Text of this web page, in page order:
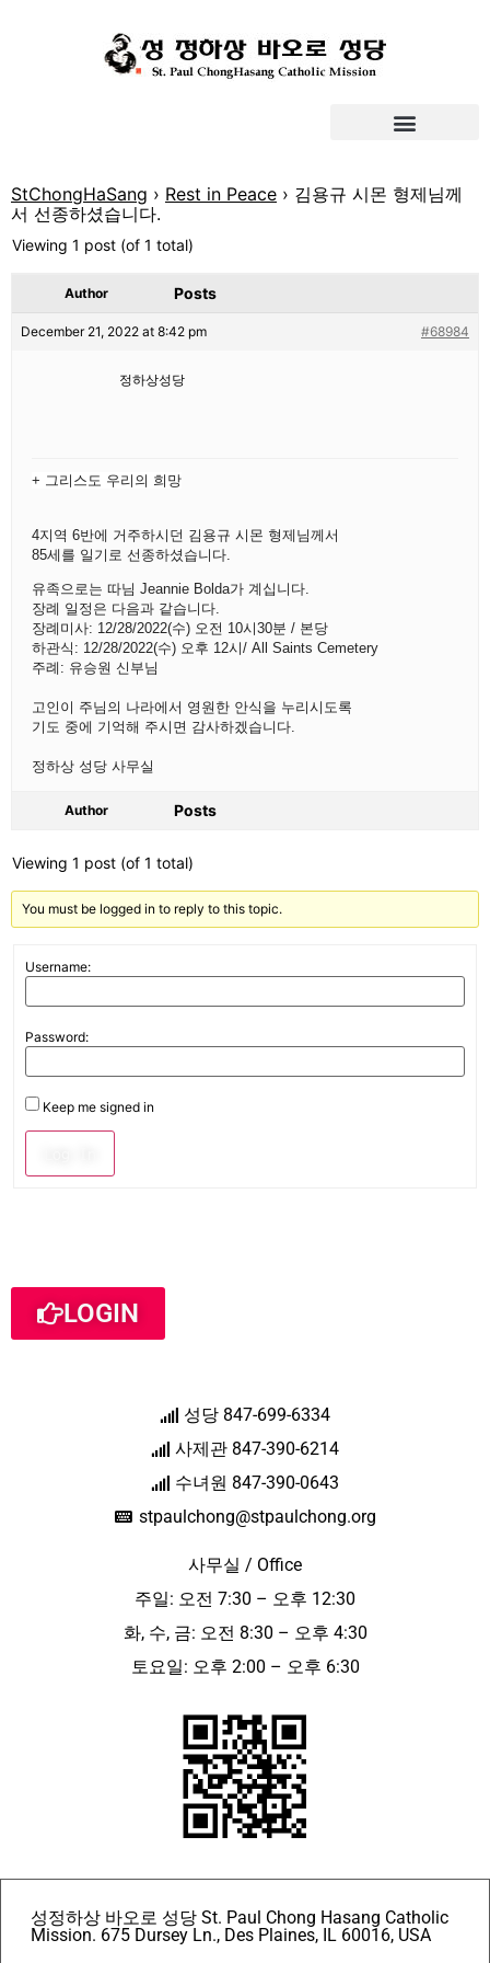
StChongHaSang › Rest in Peace › 김용규 시몬 형제님께
서 선종하셨습니다.
Viewing 1 post (of 1 total)
Author Posts
December 21, 2022 at 8:42 pm #68984
정하상성당
+ 그리스도 우리의 희망
4지역 6반에 거주하시던 김용규 시몬 형제님께서
85세를 일기로 선종하셨습니다.
유족으로는 따님 Jeannie Bolda가 계십니다.
장례 일정은 다음과 같습니다.
장례미사: 12/28/2022(수) 오전 10시30분 / 본당
하관식: 12/28/2022(수) 오후 12시/ All Saints Cemetery
주례: 유승원 신부님
고인이 주님의 나라에서 영원한 안식을 누리시도록
기도 중에 기억해 주시면 감사하겠습니다.
정하상 성당 사무실
Author Posts
Viewing 1 post (of 1 total)
You must be logged in to reply to this topic.
Username:
Password:
Keep me signed in
LOGIN
성당 847-699-6334
사제관 847-390-6214
수녀원 847-390-0643
stpaulchong@stpaulchong.org
사무실 / Office
주일: 오전 7:30 – 오후 12:30
화, 수, 금: 오전 8:30 – 오후 4:30
토요일: 오후 2:00 – 오후 6:30
성정하상 바오로 성당 St. Paul Chong Hasang Catholic
Mission. 675 Dursey Ln., Des Plaines, IL 60016, USA